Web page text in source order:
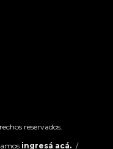
reservados.
ingresá acá. /